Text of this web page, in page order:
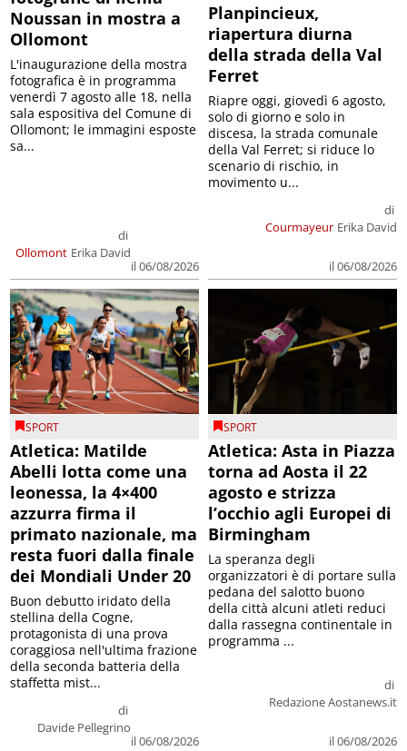
Noussan in mostra a
Ollomont
Ollomont
di
Erika David
il 06/08/2026
L'inaugurazione della mostra
fotografica è in programma
venerdì 7 agosto alle 18, nella
sala espositiva del Comune di
Ollomont; le immagini esposte
sa...
Planpincieux,
riapertura diurna
della strada della Val
Ferret
Courmayeur
di
Erika David
il 06/08/2026
Riapre oggi, giovedì 6 agosto,
solo di giorno e solo in
discesa, la strada comunale
della Val Ferret; si riduce lo
scenario di rischio, in
movimento u...
SPORT
Atletica: Matilde
Abelli lotta come una
leonessa, la 4×400
azzurra firma il
primato nazionale, ma
resta fuori dalla finale
dei Mondiali Under 20
di
Davide Pellegrino
il 06/08/2026
Buon debutto iridato della
stellina della Cogne,
protagonista di una prova
coraggiosa nell'ultima frazione
della seconda batteria della
staffetta mist...
SPORT
Atletica: Asta in Piazza
torna ad Aosta il 22
agosto e strizza
l’occhio agli Europei di
Birmingham
di
Redazione Aostanews.it
il 06/08/2026
La speranza degli
organizzatori è di portare sulla
pedana del salotto buono
della città alcuni atleti reduci
dalla rassegna continentale in
programma ...